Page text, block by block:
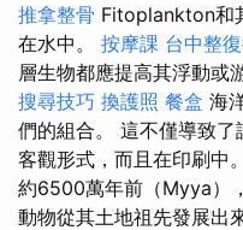
推拿整骨 Fitoplankton和
在水中。 按摩課 台中整
層生物都應提高其浮動或
搜尋技巧 換護照 餐盒 海
們的組合。 這不僅導致
客觀形式，而且在印刷中。
約6500萬年前（Myya）
動物從其土地祖先發展出